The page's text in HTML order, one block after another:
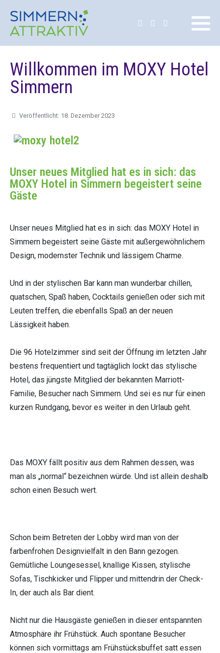
Willkommen im MOXY Hotel
Simmern
Veröffentlicht: 18. Dezember 2023
Unser neues Mitglied hat es in sich: das
MOXY Hotel in Simmern begeistert seine
Gäste
Unser neues Mitglied hat es in sich: das MOXY Hotel in
Simmern begeistert seine Gäste mit außergewöhnlichem
Design, modernster Technik und lässigem Charme.
Und in der stylischen Bar kann man wunderbar chillen,
quatschen, Spaß haben, Cocktails genießen oder sich mit
Leuten treffen, die ebenfalls Spaß an der neuen
Lässigkeit haben.
Die 96 Hotelzimmer sind seit der Öffnung im letzten Jahr
bestens frequentiert und tagtäglich lockt das stylische
Hotel, das jüngste Mitglied der bekannten Marriott-
Familie, Besucher nach Simmern. Und sei es nur für einen
kurzen Rundgang, bevor es weiter in den Urlaub geht.
Das MOXY fällt positiv aus dem Rahmen dessen, was
man als „normal“ bezeichnen würde. Und ist allein deshalb
schon einen Besuch wert.
Schon beim Betreten der Lobby wird man von der
farbenfrohen Designvielfalt in den Bann gezogen.
Gemütliche Loungesessel, knallige Kissen, stylische
Sofas, Tischkicker und Flipper und mittendrin der Check-
In, der auch als Bar dient.
Nicht nur die Hausgäste genießen in dieser entspannten
Atmosphäre ihr Frühstück. Auch spontane Besucher
können sich vormittags am Frühstücksbuffet satt essen
Vorstand